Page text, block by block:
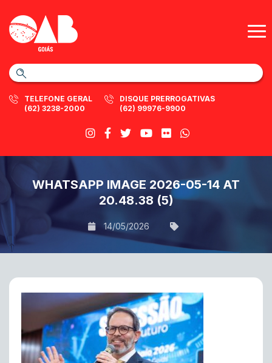
TELEFONE GERAL
(62) 3238-2000
DISQUE PRERROGATIVAS
(62) 99976-9900
WHATSAPP IMAGE 2026-05-14 AT
20.48.38 (5)
14/05/2026